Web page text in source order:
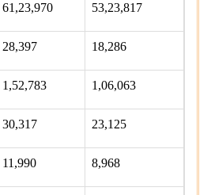
61,23,970 53,23,817
28,397 18,286
1,52,783 1,06,063
30,317 23,125
11,990 8,968